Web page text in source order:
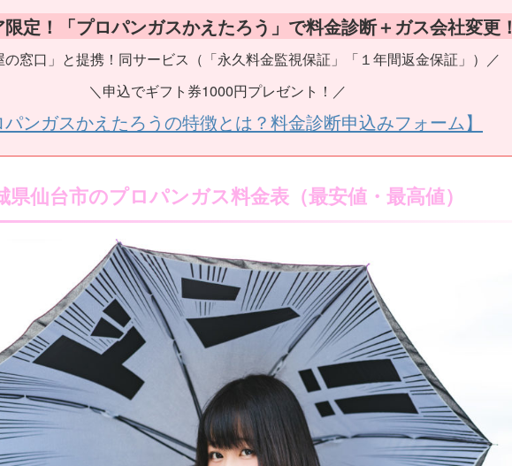
定！「プロパンガスかえたろう」で料金診断＋ガス会社変更！
の窓口」と提携！同サービス（「永久料金監視保証」「１年間返金保証」）／
＼申込でギフト券1000円プレゼント！／
パンガスかえたろうの特徴とは？料金診断申込みフォーム】
県仙台市のプロパンガス料金表（最安値・最高値）